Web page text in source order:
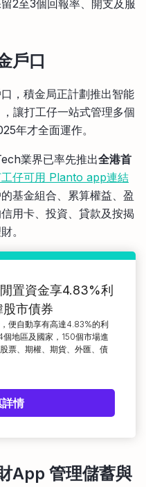
2至3個回報率、開支及服
戶口
，積金局正計劃推出智能
，讓打工仔一站式管理多個
年才全面運作。
業界已率先推出全港首
仔可用 Planto app連結
基金組合、累算權益、盈
用卡、投資、貸款及按揭
。
置資金享4.83%利
市債券
便自動享有高達4.83%的利
地區及國家，150個市場進
票、期權、期貨、外匯、債
情
App 管理儲蓄與